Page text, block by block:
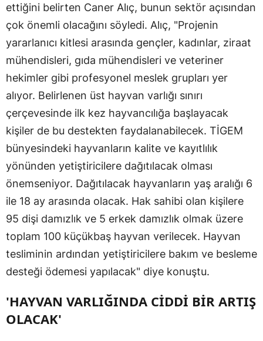
ettiğini belirten Caner Alıç, bunun sektör açısından
çok önemli olacağını söyledi. Alıç, "Projenin
yararlanıcı kitlesi arasında gençler, kadınlar, ziraat
mühendisleri, gıda mühendisleri ve veteriner
hekimler gibi profesyonel meslek grupları yer
alıyor. Belirlenen üst hayvan varlığı sınırı
çerçevesinde ilk kez hayvancılığa başlayacak
kişiler de bu destekten faydalanabilecek. TİGEM
bünyesindeki hayvanların kalite ve kayıtlılık
yönünden yetiştiricilere dağıtılacak olması
önemseniyor. Dağıtılacak hayvanların yaş aralığı 6
ile 18 ay arasında olacak. Hak sahibi olan kişilere
95 dişi damızlık ve 5 erkek damızlık olmak üzere
toplam 100 küçükbaş hayvan verilecek. Hayvan
tesliminin ardından yetiştiricilere bakım ve besleme
desteği ödemesi yapılacak" diye konuştu.
'HAYVAN VARLIĞINDA CİDDİ BİR ARTIŞ
OLACAK'